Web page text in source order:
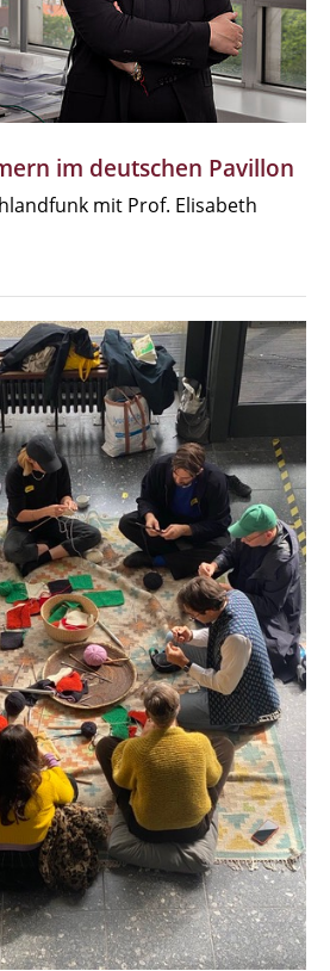
im deutschen Pavillon
mit Prof. Elisabeth